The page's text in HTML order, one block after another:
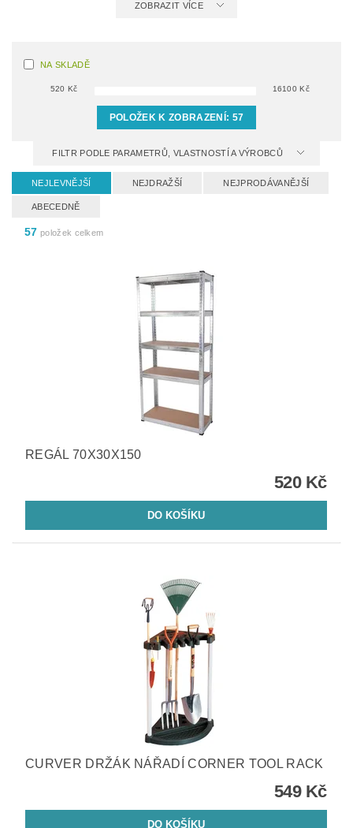
ZOBRAZIT VÍCE
NA SKLADĚ
520 Kč 16100 Kč
POLOŽEK K ZOBRAZENÍ: 57
FILTR PODLE PARAMETRŮ, VLASTNOSTÍ A VÝROBCŮ
NEJLEVNĚJŠÍ NEJDRAŽŠÍ NEJPRODÁVANĚJŠÍ
ABECEDNĚ
57 položek celkem
REGÁL 70X30X150
520 Kč
CURVER DRŽÁK NÁŘADÍ CORNER TOOL RACK
549 Kč